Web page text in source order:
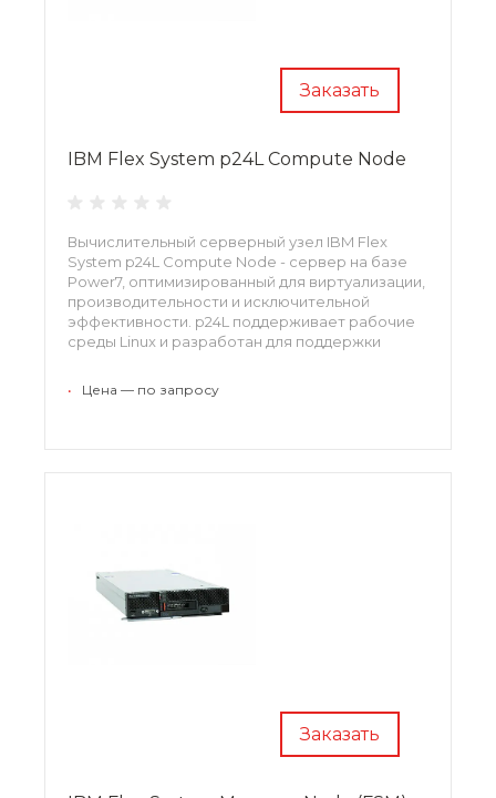
Заказать
IBM Flex System p24L Compute Node
Вычислительный серверный узел IBM Flex
System p24L Compute Node - сервер на базе
Power7, оптимизированный для виртуализации,
производительности и исключительной
эффективности. p24L поддерживает рабочие
среды Linux и разработан для поддержки
• Цена — по запросу
Заказать